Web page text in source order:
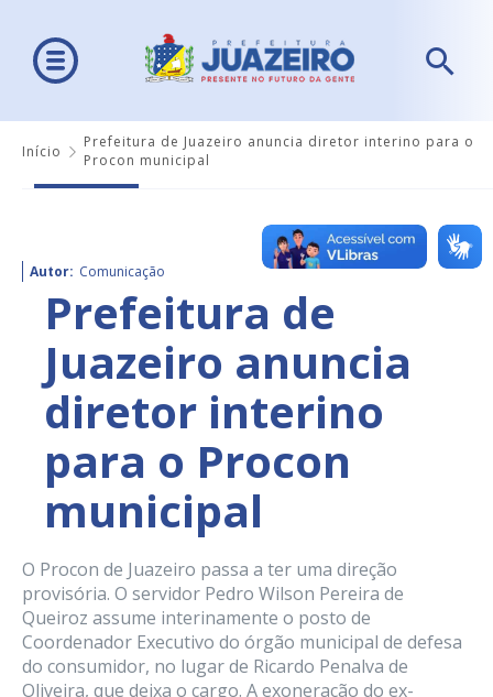
Início
Prefeitura de Juazeiro anuncia diretor interino para o
Procon municipal
Autor: Comunicação
Prefeitura de
Juazeiro anuncia
diretor interino
para o Procon
municipal
O Procon de Juazeiro passa a ter uma direção
provisória. O servidor Pedro Wilson Pereira de
Queiroz assume interinamente o posto de
Coordenador Executivo do órgão municipal de defesa
do consumidor, no lugar de Ricardo Penalva de
Oliveira, que deixa o cargo. A exoneração do ex-